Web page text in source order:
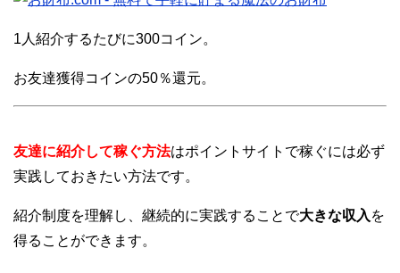
1人紹介するたびに300コイン。
お友達獲得コインの50％還元。
友達に紹介して稼ぐ方法はポイントサイトで稼ぐには必ず
実践しておきたい方法です。
紹介制度を理解し、継続的に実践することで大きな収入 を
得ることができます。